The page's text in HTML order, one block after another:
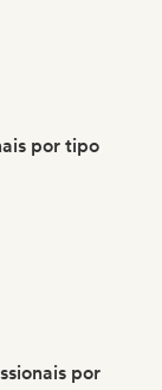
por tipo
por